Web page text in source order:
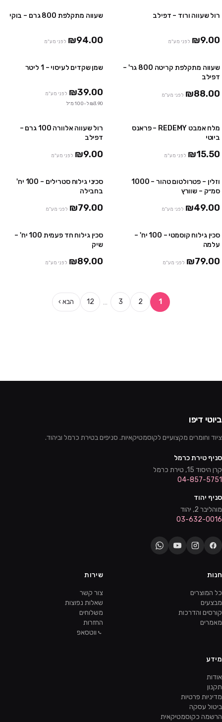
רול שעווה ורוד – דפילב
₪9.00 לפני מע"מ
שעווה מתקלפת 800 גרם – בוקי
₪94.00 לפני מע"מ
שעווה מתקלפת קריטה 800 גר' –
דפילב
₪88.00 לפני מע"מ
שמן שקדים לעיסוי – 1 ליטר
₪39.00 לפני מע"מ
₪3.90 ל-100 מ״ל
מלח אמבט REDEMY – פראנס
ביוטי
₪15.50 לפני מע"מ
רול שעווה אלוורה 100 גרם –
דפילב
₪9.00 לפני מע"מ
וזלין – פטרולטום טהור – 1000
סמ״ק – שוורץ
₪49.00 לפני מע"מ
סכיני גילוח סטרילים – 100 יח'
בחבילה
₪79.00 לפני מע"מ
סכין גילוח קוסמטי – 100 יח' –
עלמה
₪79.00 לפני מע"מ
סכין גילוח חד פעמית 100 יח' –
שיק
₪89.00 לפני מע"מ
1
2
3
12 הבא ›
ביוטי דיפו
ציוד וחומרים מקצועיים לקוסמטיקאיות. סניפים בטירת כרמל וביהוד.
סניף טירת כרמל
קרן היסוד 15, טירת כרמל
04-857-5751
סניף יהוד
מוהליבר 2, יהוד
03-632-0016
חנות
כל המוצרים
מבצעים
קורסים והדרכות
מאמרים
שירות
צור קשר
שאלות נפוצות
משלוחים
החזרות
ווטסאפ
מידע
אודות
תקנון
מדיניות פרטיות
ביטול עסקה
הרשמה כקוסמטיקאית